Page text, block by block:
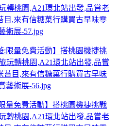
轉桃園,A21環北站出發,品嘗老
目,來有信糖菓行購買古早味零
術展-57.jpg
量免費活動】搭桃園機捷挑戰
轉桃園,A21環北站出發,品嘗老